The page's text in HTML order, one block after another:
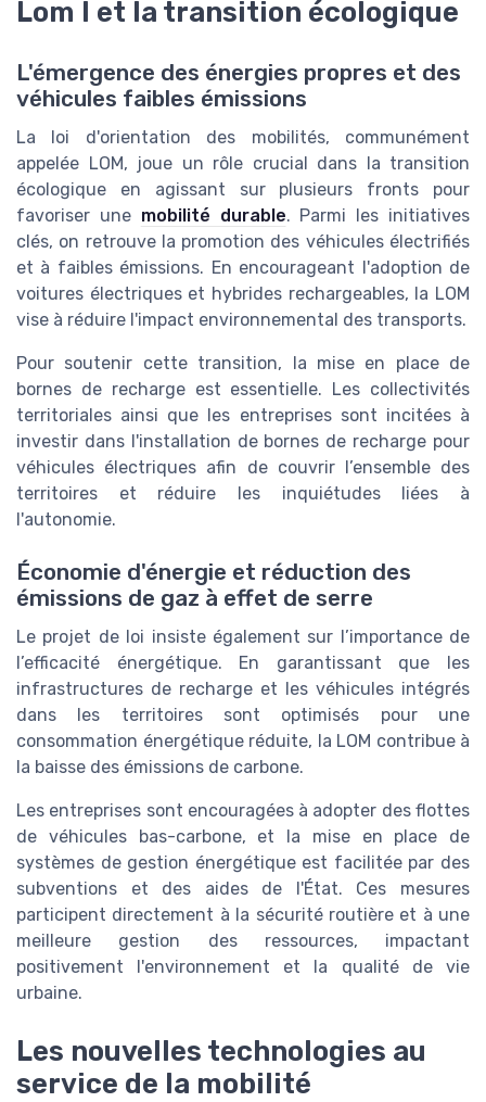
Lom l et la transition écologique
L'émergence des énergies propres et des
véhicules faibles émissions
La loi d'orientation des mobilités, communément
appelée LOM, joue un rôle crucial dans la transition
écologique en agissant sur plusieurs fronts pour
favoriser une mobilité durable. Parmi les initiatives
clés, on retrouve la promotion des véhicules électrifiés
et à faibles émissions. En encourageant l'adoption de
voitures électriques et hybrides rechargeables, la LOM
vise à réduire l'impact environnemental des transports.
Pour soutenir cette transition, la mise en place de
bornes de recharge est essentielle. Les collectivités
territoriales ainsi que les entreprises sont incitées à
investir dans l'installation de bornes de recharge pour
véhicules électriques afin de couvrir l’ensemble des
territoires et réduire les inquiétudes liées à
l'autonomie.
Économie d'énergie et réduction des
émissions de gaz à effet de serre
Le projet de loi insiste également sur l’importance de
l’efficacité énergétique. En garantissant que les
infrastructures de recharge et les véhicules intégrés
dans les territoires sont optimisés pour une
consommation énergétique réduite, la LOM contribue à
la baisse des émissions de carbone.
Les entreprises sont encouragées à adopter des flottes
de véhicules bas-carbone, et la mise en place de
systèmes de gestion énergétique est facilitée par des
subventions et des aides de l'État. Ces mesures
participent directement à la sécurité routière et à une
meilleure gestion des ressources, impactant
positivement l'environnement et la qualité de vie
urbaine.
Les nouvelles technologies au
service de la mobilité